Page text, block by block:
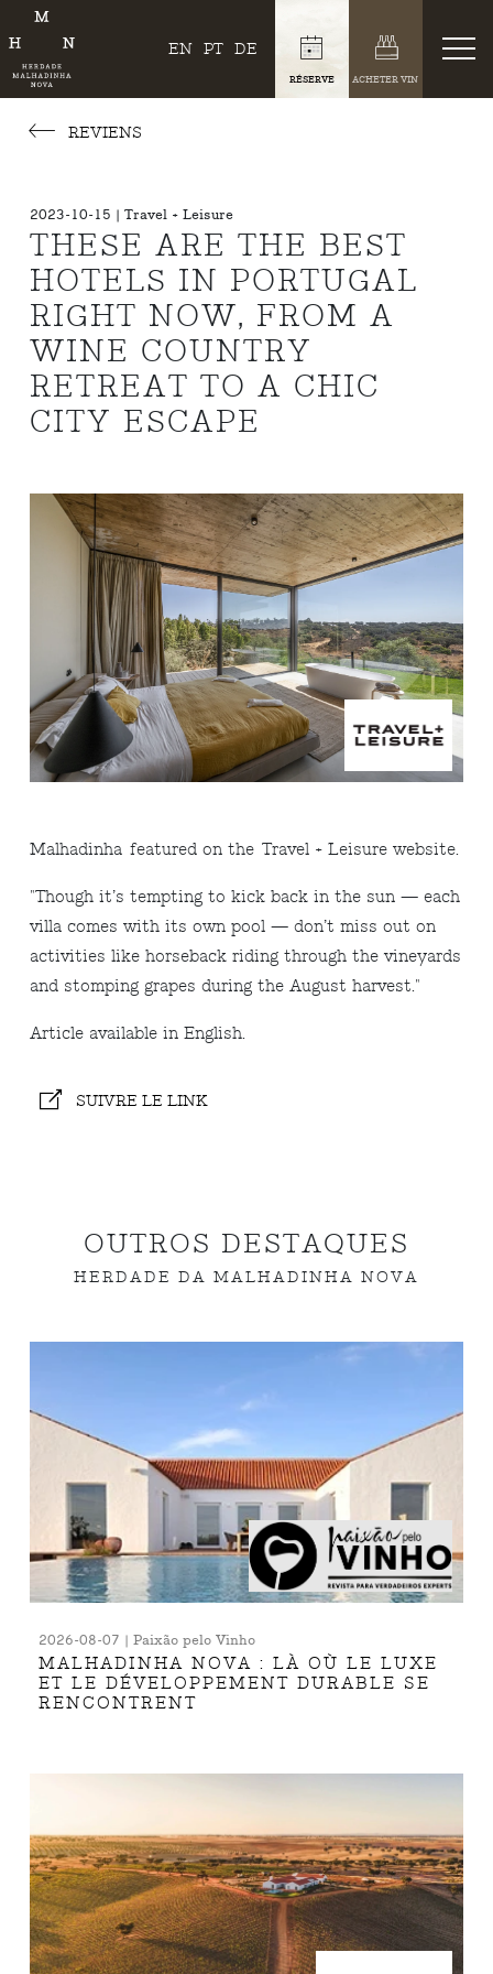
EN PT DE
RÉSERVE ACHETER VIN
REVIENS
2023-10-15 | Travel + Leisure
THESE ARE THE BEST
HOTELS IN PORTUGAL
RIGHT NOW, FROM A
WINE COUNTRY
RETREAT TO A CHIC
CITY ESCAPE
Malhadinhafeatured on theTravel + Leisure website.
"Though it’s tempting to kick back in the sun — each
villa comes with its own pool — don’t miss out on
activities like horseback riding through the vineyards
and stomping grapes during the August harvest."
Article available in English.
SUIVRE LE LINK
OUTROS DESTAQUES
HERDADE DA MALHADINHA NOVA
2026-08-07 | Paixão pelo Vinho
MALHADINHA NOVA : LÀ OÙ LE LUXE
ET LE DÉVELOPPEMENT DURABLE SE
RENCONTRENT